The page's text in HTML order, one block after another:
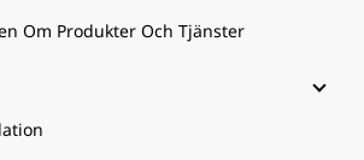
Om Produkter Och Tjänster